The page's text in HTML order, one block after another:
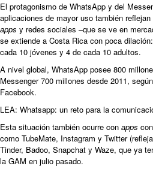
El protagonismo de WhatsApp y del
aplicaciones de mayor uso también
apps y redes sociales –que se ve en
se extiende a Costa Rica con poca
cada 10 jóvenes y 4 de cada 10 adultos.
A nivel global, WhatsApp posee 800
Messenger 700 millones desde 2011,
Facebook.
LEA: Whatsapp: un reto para la
Esta situación también ocurre con apps
como TubeMate, Instagram y Twitter
Tinder, Badoo, Snapchat y Waze, que ya
la GAM en julio pasado.